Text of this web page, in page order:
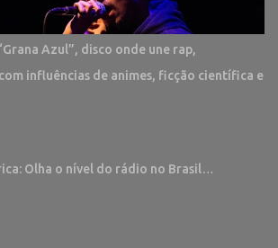
Azul”, disco onde une rap,
influências de animes, ficção científica e
Olha o nível do rádio no Brasil…